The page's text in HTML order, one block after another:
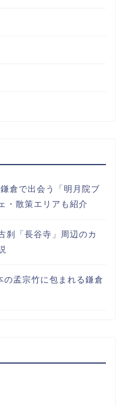
倉で出会う「明月院ブ
・散策エリアも紹介
刹「長谷寺」周辺のカ
孟宗竹に包まれる鎌倉